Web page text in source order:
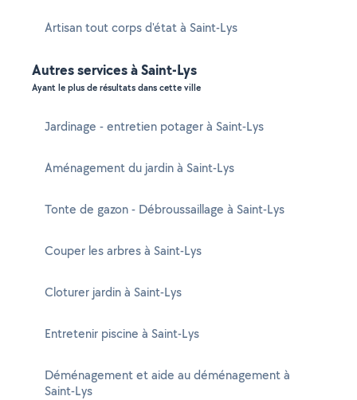
Artisan tout corps d'état à Saint-Lys
Autres services à Saint-Lys
Ayant le plus de résultats dans cette ville
Jardinage - entretien potager à Saint-Lys
Aménagement du jardin à Saint-Lys
Tonte de gazon - Débroussaillage à Saint-Lys
Couper les arbres à Saint-Lys
Cloturer jardin à Saint-Lys
Entretenir piscine à Saint-Lys
Déménagement et aide au déménagement à
Saint-Lys